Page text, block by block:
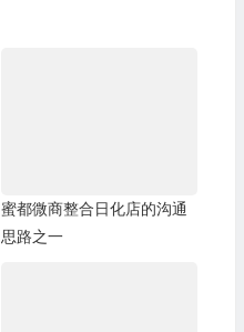
蜜都微商整合日化店的沟通
思路之一